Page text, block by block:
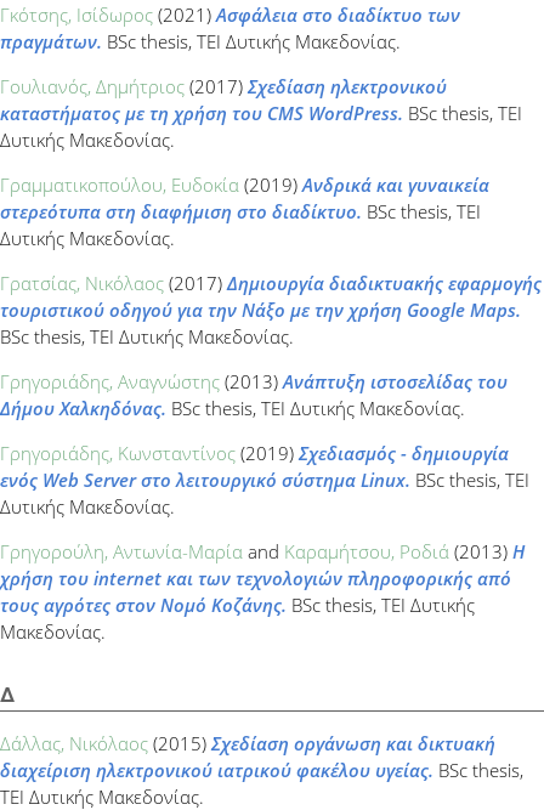
Γκότσης, Ισίδωρος (2021)Ασφάλεια στο διαδίκτυο των
πραγμάτων. BSc thesis, ΤΕΙ Δυτικής Μακεδονίας.
Γουλιανός, Δημήτριος (2017) Σχεδίαση ηλεκτρονικού
καταστήματος με τη χρήση του CMS WordPress. BSc thesis, ΤΕΙ
Δυτικής Μακεδονίας.
Γραμματικοπούλου, Ευδοκία (2019)Ανδρικά και γυναικεία
στερεότυπα στη διαφήμιση στο διαδίκτυο. BSc thesis, ΤΕΙ
Δυτικής Μακεδονίας.
Γρατσίας, Νικόλαος (2017) Δημιουργία διαδικτυακής εφαρμογής
τουριστικού οδηγού για την Νάξο με την χρήση Google Maps.
BSc thesis, ΤΕΙ Δυτικής Μακεδονίας.
Γρηγοριάδης, Αναγνώστης (2013)Ανάπτυξη ιστοσελίδας του
Δήμου Χαλκηδόνας. BSc thesis, ΤΕΙ Δυτικής Μακεδονίας.
Γρηγοριάδης, Κωνσταντίνος (2019) Σχεδιασμός - δημιουργία
ενός Web Server στο λειτουργικό σύστημα Linux. BSc thesis, ΤΕΙ
Δυτικής Μακεδονίας.
Γρηγορούλη, Αντωνία-Μαρία and Καραμήτσου, Ροδιά (2013) Η
χρήση του internet και των τεχνολογιών πληροφορικής από
τους αγρότες στον Νομό Κοζάνης. BSc thesis, ΤΕΙ Δυτικής
Μακεδονίας.
Δ
Δάλλας, Νικόλαος (2015) Σχεδίαση οργάνωση και δικτυακή
διαχείριση ηλεκτρονικού ιατρικού φακέλου υγείας. BSc thesis,
ΤΕΙ Δυτικής Μακεδονίας.